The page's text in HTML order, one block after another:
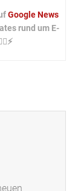
Google News
rund um E-